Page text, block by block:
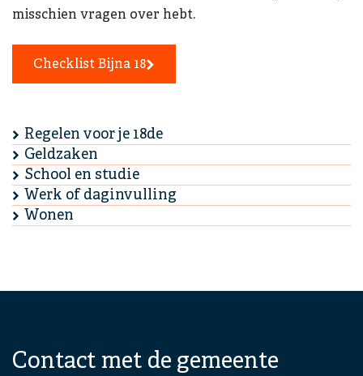
misschien vragen over hebt.
Checklist Bijna 18
Regelen voor je 18de
Geldzaken
School en studie
Werk of daginvulling
Wonen
Contact met de gemeente